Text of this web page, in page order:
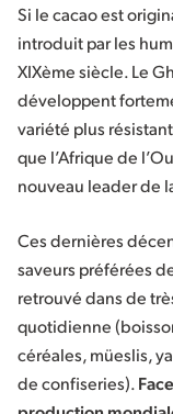
Si le cacao est
introduit par les
XIXème siècle. Le
développent
variété plus
que l’Afrique de
nouveau leader de
Ces dernières
saveurs préférées
retrouvé dans de
quotidienne
céréales, müeslis,
de confiseries).